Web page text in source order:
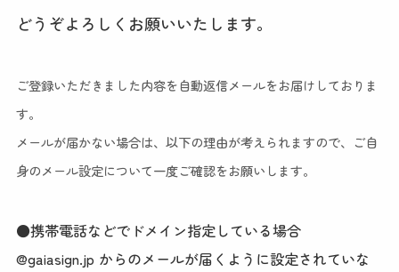
どうぞよろしくお願いいたします。
ご登録いただきました内容を自動返信メールをお届けしておりま
す。
メールが届かない場合は、以下の理由が考えられますので、ご自
身のメール設定について一度ご確認をお願いします。
●携帯電話などでドメイン指定している場合
@gaiasign.jp からのメールが届くように設定されていな